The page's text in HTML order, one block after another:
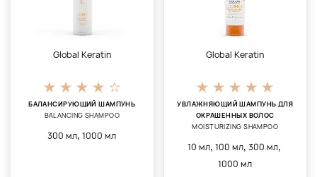
Global Keratin
БАЛАНСИРУЮЩИЙ ШАМПУНЬ
BALANCING SHAMPOO
300 мл,1000 мл
Global Keratin
УВЛАЖНЯЮЩИЙ ШАМПУНЬ ДЛЯ
ОКРАШЕННЫХ ВОЛОС
MOISTURIZING SHAMPOO
10 мл, 100 мл, 300 мл,
1000 мл